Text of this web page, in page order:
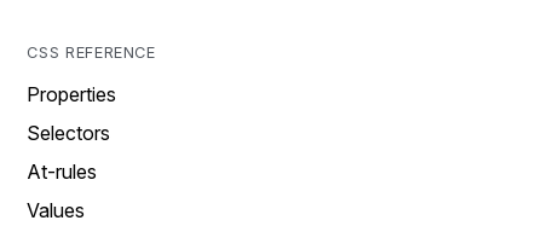
CSS REFERENCE
Properties
Selectors
At-rules
Values